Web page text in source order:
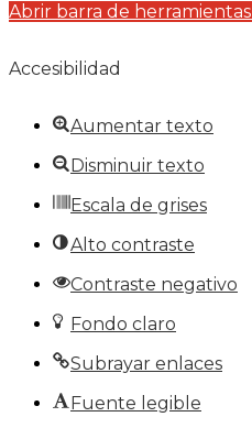
Abrir barra de herramientas
Accesibilidad
Aumentar texto
Disminuir texto
Escala de grises
Alto contraste
Contraste negativo
Fondo claro
Subrayar enlaces
Fuente legible